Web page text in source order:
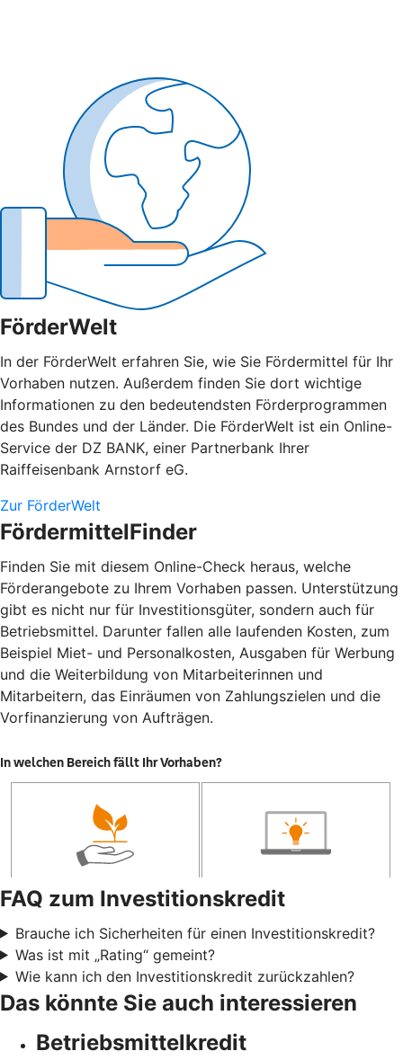
FörderWelt
In der FörderWelt erfahren Sie, wie Sie Fördermittel für Ihr
Vorhaben nutzen. Außerdem finden Sie dort wichtige
Informationen zu den bedeutendsten Förderprogrammen
des Bundes und der Länder. Die FörderWelt ist ein Online-
Service der DZ BANK, einer Partnerbank Ihrer
Raiffeisenbank Arnstorf eG.
Zur FörderWelt
FördermittelFinder
Finden Sie mit diesem Online-Check heraus, welche
Förderangebote zu Ihrem Vorhaben passen. Unterstützung
gibt es nicht nur für Investitionsgüter, sondern auch für
Betriebsmittel. Darunter fallen alle laufenden Kosten, zum
Beispiel Miet- und Personalkosten, Ausgaben für Werbung
und die Weiterbildung von Mitarbeiterinnen und
Mitarbeitern, das Einräumen von Zahlungszielen und die
Vorfinanzierung von Aufträgen.
FAQ zum Investitionskredit
Brauche ich Sicherheiten für einen Investitionskredit?
Was ist mit „Rating“ gemeint?
Wie kann ich den Investitionskredit zurückzahlen?
Das könnte Sie auch interessieren
Betriebsmittelkredit